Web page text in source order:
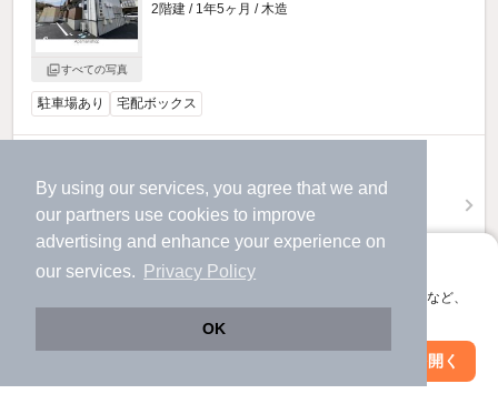
By using our services, you agree that we and
our partners use cookies to improve
advertising and enhance your experience on
our services.
Privacy Policy
OK
アプリに切り替えて、サクサクお部屋探し
会員登録なしですぐ使える。マップ検索やお気に入り保存など、
アプリを開く
すべての写真
2階建 / 1年5ヶ月 / 木造
駐車場あり 宅配ボックス
（管理費3,500円）
敷 不要 礼 不要
1階 / 1LDK / 29.48㎡
エスポワール吉岡のすべての部屋を見る
絞り込み条件を変更